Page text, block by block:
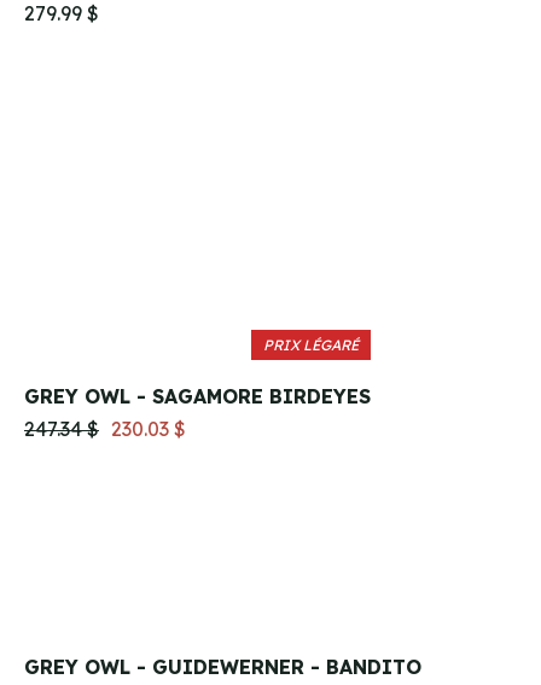
279.99 $
PRIX LÉGARÉ
GREY OWL - SAGAMORE BIRDEYES
247.34 $ 230.03 $
GREY OWL - GUIDEWERNER - BANDITO